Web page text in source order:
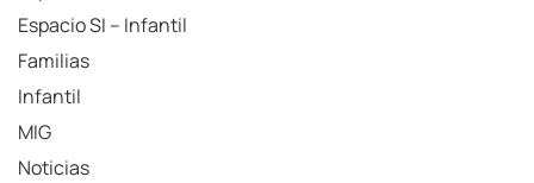
Espacio SI – Infantil
Familias
Infantil
MIG
Noticias